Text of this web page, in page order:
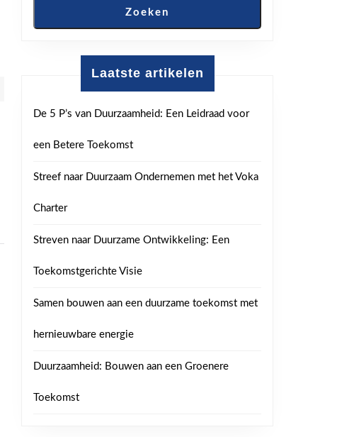
Zoeken
Laatste artikelen
De 5 P’s van Duurzaamheid: Een Leidraad voor
een Betere Toekomst
Streef naar Duurzaam Ondernemen met het Voka
Charter
Streven naar Duurzame Ontwikkeling: Een
Toekomstgerichte Visie
Samen bouwen aan een duurzame toekomst met
hernieuwbare energie
Duurzaamheid: Bouwen aan een Groenere
Toekomst